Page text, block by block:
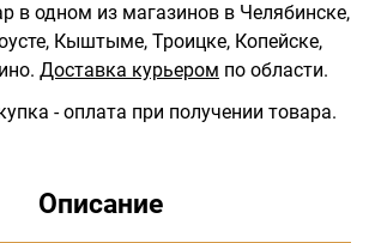
в одном из магазинов в Челябинске,
Кыштыме, Троицке, Копейске,
Доставка курьером по области.
- оплата при получении товара.
Описание